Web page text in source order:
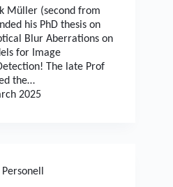
Müller (second from
his PhD thesis on
Blur Aberrations on
for Image
The late Prof
the…
2025
Personell